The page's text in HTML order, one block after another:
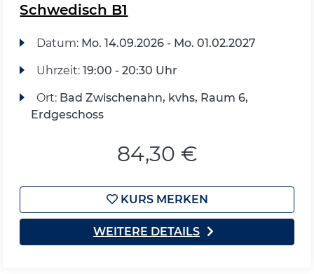
Schwedisch B1
Datum: Mo. 14.09.2026 - Mo. 01.02.2027
Uhrzeit: 19:00 - 20:30 Uhr
Ort: Bad Zwischenahn, kvhs, Raum 6,
Erdgeschoss
84,30 €
KURS MERKEN
WEITERE DETAILS